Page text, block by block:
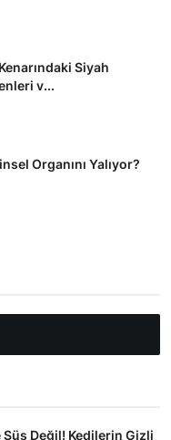
Siyah
v...
Organını Yalıyor?
Süs Değil! Kedilerin Gizli